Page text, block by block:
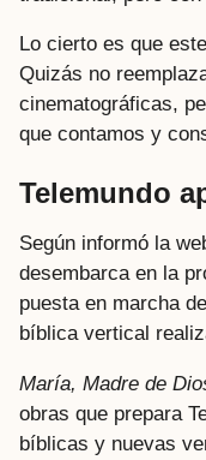
Lo cierto es que
Quizás no
cinematográficas,
que contamos y
Telemundo
Según informó la
desembarca en la
puesta en marcha de
bíblica vertical
María, Madre de
obras que prepara
bíblicas y nuevas